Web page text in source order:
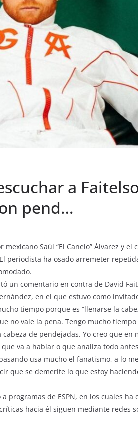
a
pend…
Saúl “El Canelo” Álvarez y
periodista ha osado arremeter
un comentario en contra de David
en el que estuvo como
tiempo porque es “llenarse la
no vale la pena. Tengo mucho tiempo
de pendejadas. Yo creo que en
va a hablar o que analiza todo
usa mucho el fanatismo, a lo
que se demerite lo que estoy
programas de ESPN, en los cuales ha
hacia él siguen mediante redes